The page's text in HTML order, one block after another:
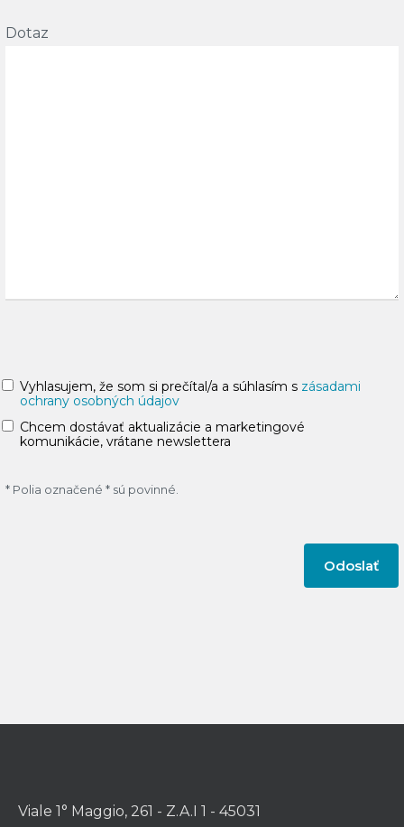
Dotaz
Vyhlasujem, že som si prečítal/a a súhlasím s zásadami
ochrany osobných údajov
Chcem dostávať aktualizácie a marketingové
komunikácie, vrátane newslettera
* Polia označené * sú povinné.
Viale 1° Maggio, 261 - Z.A.I 1 - 45031